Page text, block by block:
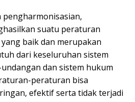
pengharmonisasian,
suatu peraturan
baik dan merupakan
dari keseluruhan sistem
dan sistem hukum
peraturan bisa
efektif serta tidak terjadi